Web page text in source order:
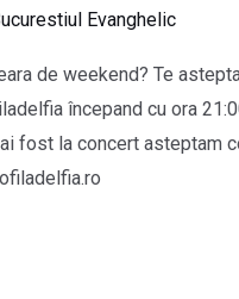
Evanghelic
de weekend? Te
începand cu ora
ai fost la concert